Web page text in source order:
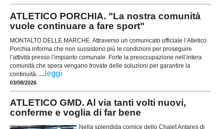
ATLETICO PORCHIA. "La nostra comunità
vuole continuare a fare sport"
MONTALTO DELLE MARCHE. Attraverso un comunicato ufficiale l’Atletico
Porchia informa che non sussistono più le condizioni per proseguire
l’attività presso l’impianto comunale. Forte la preoccupazione nell’intera
comunità che spera vengano trovate delle soluzioni per garantire la
continuità. ... leggi
03/08/2026
ATLETICO GMD. Al via tanti volti nuovi,
conferme e voglia di far bene
Nella splendida cornice dello Chalet Antares di